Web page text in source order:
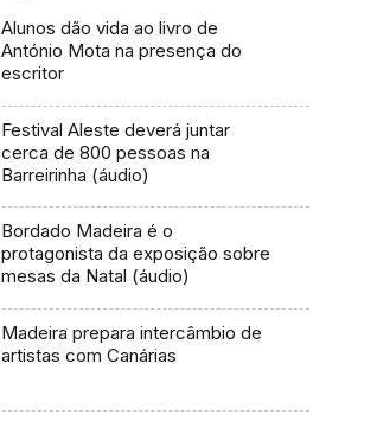
Alunos dão vida ao livro de
António Mota na presença do
escritor
Festival Aleste deverá juntar
cerca de 800 pessoas na
Barreirinha (áudio)
Bordado Madeira é o
protagonista da exposição sobre
mesas da Natal (áudio)
Madeira prepara intercâmbio de
artistas com Canárias